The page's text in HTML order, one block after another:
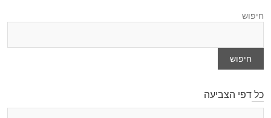
חיפוש
חיפוש
כל דפי הצביעה